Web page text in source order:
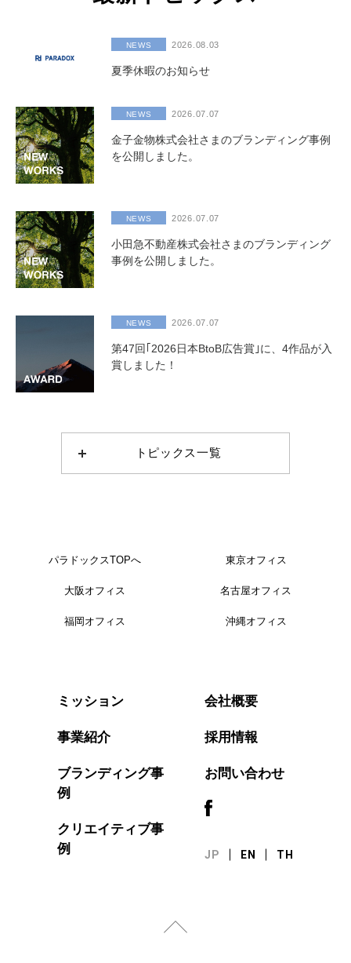
NEWS 2026.08.03
夏季休暇のお知らせ
NEWS 2026.07.07
金子金物株式会社さまのブランディング事例
を公開しました。
NEWS 2026.07.07
小田急不動産株式会社さまのブランディング
事例を公開しました。
NEWS 2026.07.07
第47回｢2026日本BtoB広告賞｣に、4作品が入
賞しました！
トピックス一覧
パラドックスTOPへ 東京オフィス
大阪オフィス 名古屋オフィス
福岡オフィス 沖縄オフィス
ミッション
事業紹介
ブランディング事
例
クリエイティブ事
例
会社概要
採用情報
お問い合わせ
JP EN TH